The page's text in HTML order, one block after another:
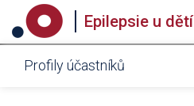
Epilepsie u dětí
Profily účastníků